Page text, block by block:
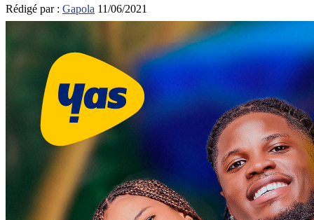
Rédigé par : Gapola 11/06/2021